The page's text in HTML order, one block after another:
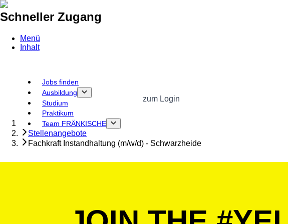
Schneller Zugang
Menü
Inhalt
Jobs finden
Ausbildung
Studium
Praktikum
Team FRÄNKISCHE
zum Login
Startseite
Stellenangebote
Fachkraft Instandhaltung (m/w/d) - Schwarzheide